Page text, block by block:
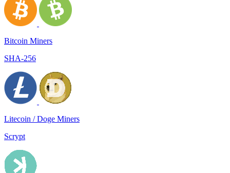
Bitcoin Miners
SHA-256
Litecoin / Doge Miners
Scrypt